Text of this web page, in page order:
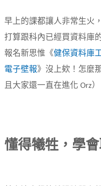
早上的課都讓人非常生火
打算跟科內已經買資料庫
報名新思惟《健保資料庫
電子壁報》沒上欸！怎麼
且大家還一直在進化 Orz）
懂得犧牲，學會